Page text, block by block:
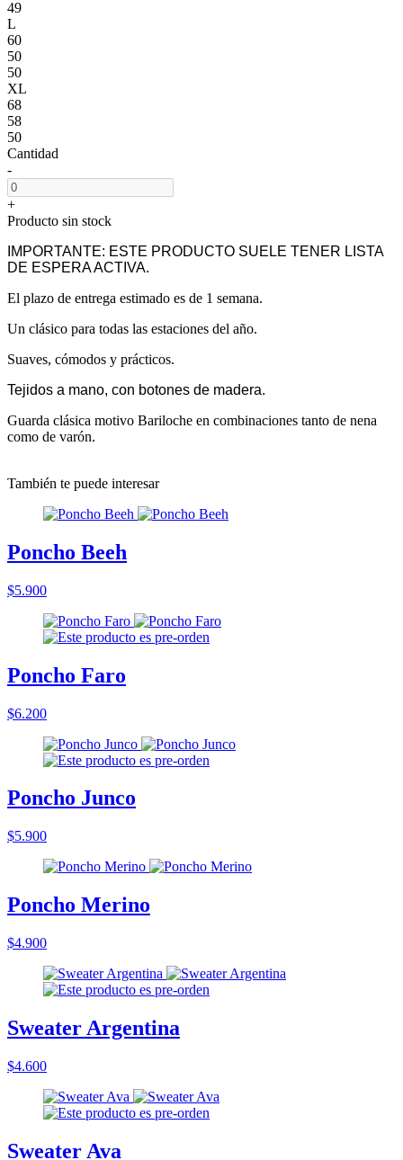
49
L
60
50
50
XL
68
58
50
Cantidad
-
+
Producto sin stock
IMPORTANTE: ESTE PRODUCTO SUELE TENER LISTA
DE ESPERA ACTIVA.
El plazo de entrega estimado es de 1 semana.
Un clásico para todas las estaciones del año.
Suaves, cómodos y prácticos.
Tejidos a mano, con botones de madera.
Guarda clásica motivo Bariloche en combinaciones tanto de nena
como de varón.
También te puede interesar
Poncho Beeh
$5.900
Poncho Faro
$6.200
Poncho Junco
$5.900
Poncho Merino
$4.900
Sweater Argentina
$4.600
Sweater Ava